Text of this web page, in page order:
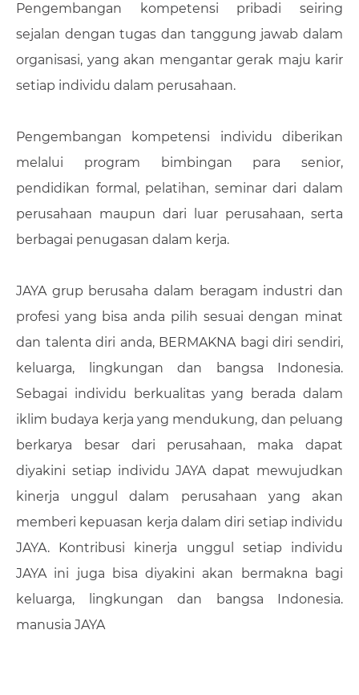
Pengembangan kompetensi pribadi seiring
sejalan dengan tugas dan tanggung jawab dalam
organisasi, yang akan mengantar gerak maju karir
setiap individu dalam perusahaan.
Pengembangan kompetensi individu diberikan
melalui program bimbingan para senior,
pendidikan formal, pelatihan, seminar dari dalam
perusahaan maupun dari luar perusahaan, serta
berbagai penugasan dalam kerja.
JAYA grup berusaha dalam beragam industri dan
profesi yang bisa anda pilih sesuai dengan minat
dan talenta diri anda, BERMAKNA bagi diri sendiri,
keluarga, lingkungan dan bangsa Indonesia.
Sebagai individu berkualitas yang berada dalam
iklim budaya kerja yang mendukung, dan peluang
berkarya besar dari perusahaan, maka dapat
diyakini setiap individu JAYA dapat mewujudkan
kinerja unggul dalam perusahaan yang akan
memberi kepuasan kerja dalam diri setiap individu
JAYA. Kontribusi kinerja unggul setiap individu
JAYA ini juga bisa diyakini akan bermakna bagi
keluarga, lingkungan dan bangsa Indonesia.
manusia JAYA